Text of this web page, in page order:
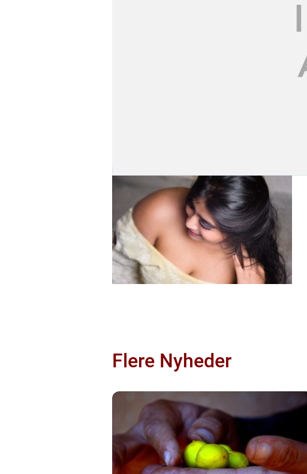
Flere Nyheder